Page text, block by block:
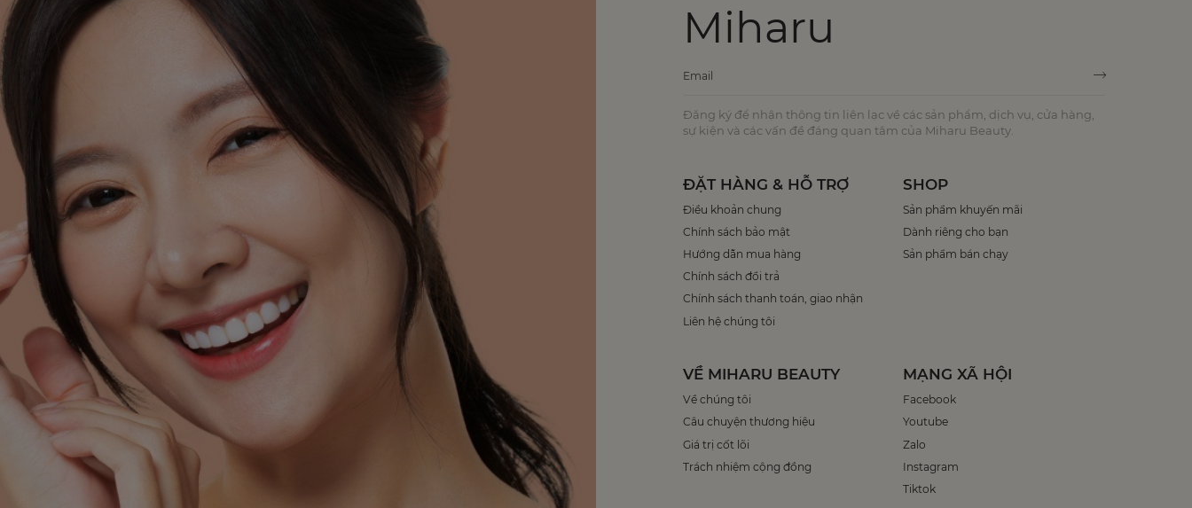
Miharu
Đăng ký để nhận thông tin liên lạc về các sản phẩm, dịch vụ, cửa hàng,
sự kiện và các vấn đề đáng quan tâm của Miharu Beauty.
ĐẶT HÀNG & HỖ TRỢ
Điều khoản chung
Chính sách bảo mật
Hướng dẫn mua hàng
Chính sách đổi trả
Chính sách thanh toán, giao nhận
Liên hệ chúng tôi
SHOP
Sản phẩm khuyến mãi
Dành riêng cho bạn
Sản phẩm bán chạy
VỀ MIHARU BEAUTY
Về chúng tôi
Câu chuyện thương hiệu
Giá trị cốt lõi
Trách nhiệm cộng đồng
MẠNG XÃ HỘI
Facebook
Youtube
Zalo
Instagram
Tiktok